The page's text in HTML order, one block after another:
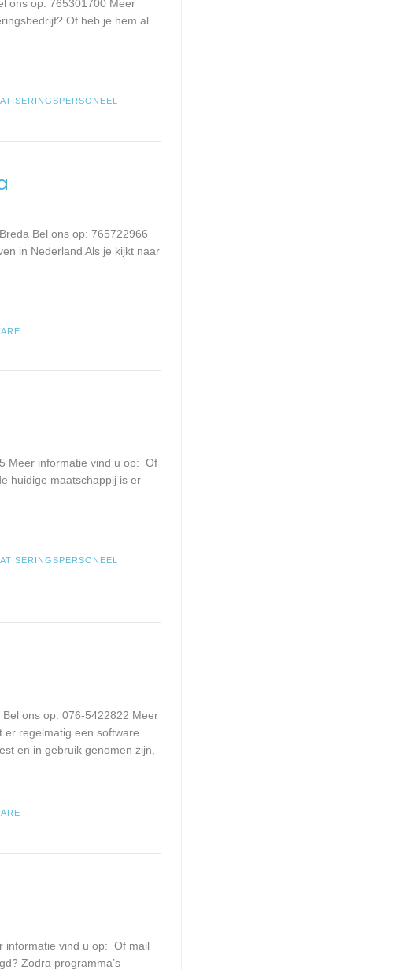
ons op: 765301700 Meer
Of heb je hem al
Bel ons op: 765722966
in Nederland Als je kijkt naar
Meer informatie vind u op: Of
huidige maatschappij is er
ons op: 076-5422822 Meer
er regelmatig een software
en in gebruik genomen zijn,
informatie vind u op: Of mail
Zodra programma’s